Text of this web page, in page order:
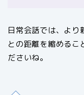
日常会話では、より
との距離を縮めるこ
ださいね。